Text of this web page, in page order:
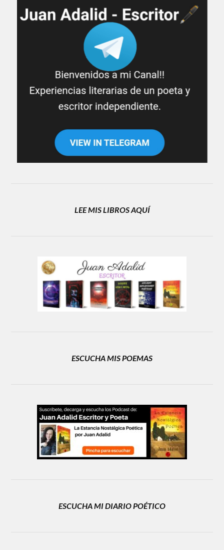
LEE MIS LIBROS AQUÍ
ESCUCHA MIS POEMAS
ESCUCHA MI DIARIO POÉTICO